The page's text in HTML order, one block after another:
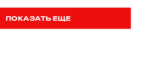
ПОКАЗАТЬ ЕЩЕ